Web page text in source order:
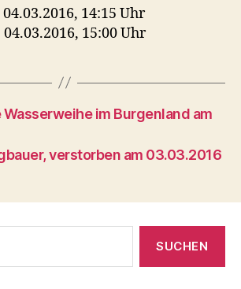
14:15 Uhr
15:00 Uhr
im Burgenland am
verstorben am 03.03.2016